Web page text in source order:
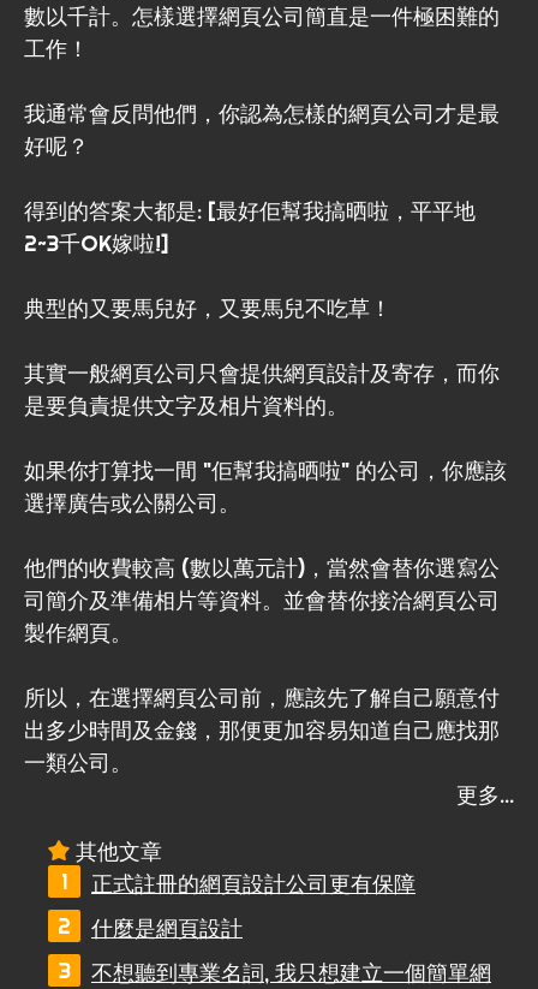
數以千計。怎樣選擇網頁公司簡直是一件極困難的
工作！
我通常會反問他們，你認為怎樣的網頁公司才是最
好呢？
得到的答案大都是: [最好佢幫我搞晒啦，平平地
2~3千OK嫁啦!]
典型的又要馬兒好，又要馬兒不吃草！
其實一般網頁公司只會提供網頁設計及寄存，而你
是要負責提供文字及相片資料的。
如果你打算找一間 "佢幫我搞晒啦" 的公司，你應該
選擇廣告或公關公司。
他們的收費較高 (數以萬元計)，當然會替你選寫公
司簡介及準備相片等資料。並會替你接洽網頁公司
製作網頁。
所以，在選擇網頁公司前，應該先了解自己願意付
出多少時間及金錢，那便更加容易知道自己應找那
一類公司。
其他文章
正式註冊的網頁設計公司更有保障
什麼是網頁設計
不想聽到專業名詞, 我只想建立一個簡單網